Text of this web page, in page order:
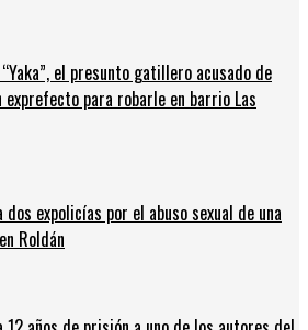
el presunto gatillero acusado de
exprefecto para robarle en barrio Las
dos expolicías por el abuso sexual de una
Roldán